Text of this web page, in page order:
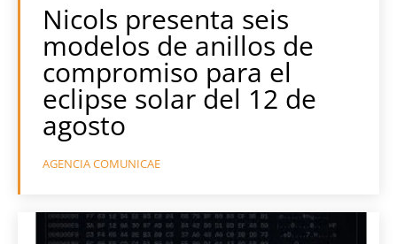
Nicols presenta seis
modelos de anillos de
compromiso para el
eclipse solar del 12 de
agosto
AGENCIA COMUNICAE